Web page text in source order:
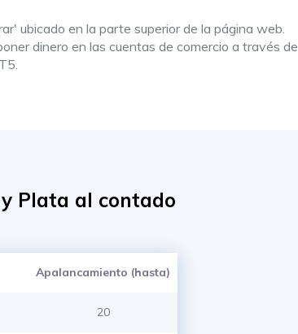
ubicado en la parte superior de la página web.
dinero en las cuentas de comercio a través de
Plata al contado
Apalancamiento (hasta)
20